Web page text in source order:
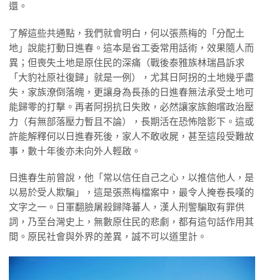
還。
了解這些共通點，我們就會明白，何以張燕梅的「分配土
地」說能打動日進春。這本是省工委常用話術，效果隨人而
異；但喪失土地是原住民的深痛（戰後泰雅族林瑞昌訴求
「大豹社原社復歸」就是一例），尤其日阿拐的土地幾乎盡
失，家族潦倒落魄，更讓身為長孫的日進春無法承受土地可
能歸零的打擊。再者阿拐抗日失敗，必然讓家族飽嚐政治壓
力（有無部落壓力暫且不論），長期活在恐怖陰影下。這或
許能解釋何以日進春死後，家人不敢收屍，甚至這段受難故
事，數十年後亦未向外人輕啟。
日進春生前曾說，他「常以信任自己之心，以推信他人，是
以易於受人欺騙」，這是張燕梅檔案中，最令人掩卷長嘆的
文字之一。日軍翻臉屠殺歸降蕃人，漢人刑警騙取有罪供
詞，乃至台灣史上，無數原住民的悲劇，都有這句話作用其
間。原民社會與外界的差異，誠不可以道里計。